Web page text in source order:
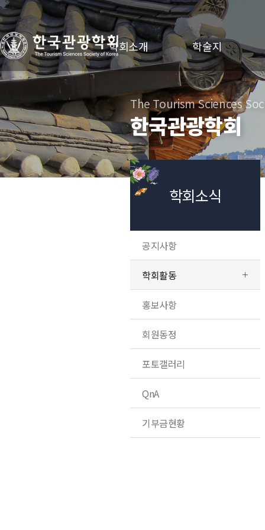
학회소개 학술지
The Tourism Sciences
한국관광학회
학회소식
공지사항
학회활동
홍보사항
회원동정
포토갤러리
QnA
기부금현황